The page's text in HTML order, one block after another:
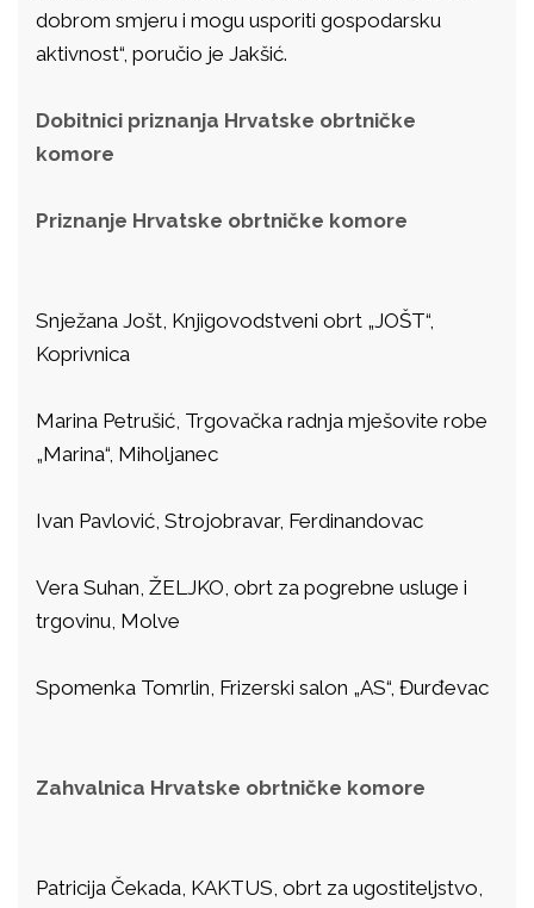
dobrom smjeru i mogu usporiti gospodarsku
aktivnost“, poručio je Jakšić.
Dobitnici priznanja Hrvatske obrtničke
komore
Priznanje Hrvatske obrtničke komore
Snježana Jošt, Knjigovodstveni obrt „JOŠT“,
Koprivnica
Marina Petrušić, Trgovačka radnja mješovite robe
„Marina“, Miholjanec
Ivan Pavlović, Strojobravar, Ferdinandovac
Vera Suhan, ŽELJKO, obrt za pogrebne usluge i
trgovinu, Molve
Spomenka Tomrlin, Frizerski salon „AS“, Đurđevac
Zahvalnica Hrvatske obrtničke komore
Patricija Čekada, KAKTUS, obrt za ugostiteljstvo,